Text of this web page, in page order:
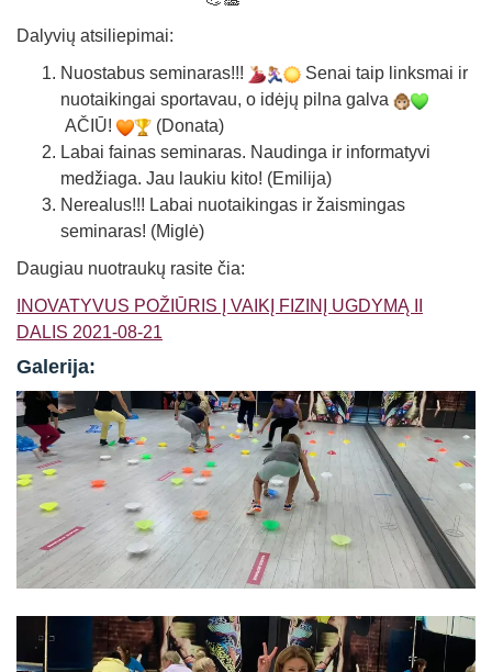
Dalyvių atsiliepimai:
Nuostabus seminaras!!!
Senai taip linksmai ir
nuotaikingai sportavau, o idėjų pilna galva
AČIŪ!
(Donata)
Labai fainas seminaras. Naudinga ir informatyvi
medžiaga. Jau laukiu kito! (Emilija)
Nerealus!!! Labai nuotaikingas ir žaismingas
seminaras! (Miglė)
Daugiau nuotraukų rasite čia:
INOVATYVUS POŽIŪRIS Į VAIKĮ FIZINĮ UGDYMĄ II
DALIS 2021-08-21
Galerija: